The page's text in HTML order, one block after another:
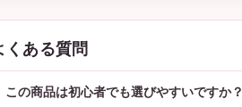
くある質問
この商品は初心者でも選びやすいですか？